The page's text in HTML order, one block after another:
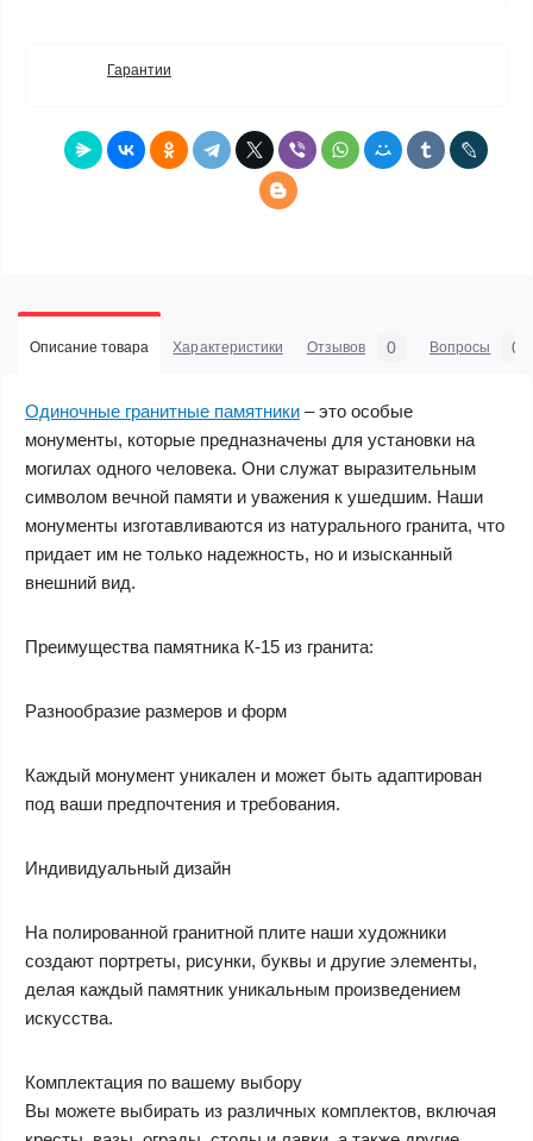
Гарантии
Описание товара Характеристики Отзывов 0 Вопросы 0
Одиночные гранитные памятники – это особые
монументы, которые предназначены для установки на
могилах одного человека. Они служат выразительным
символом вечной памяти и уважения к ушедшим. Наши
монументы изготавливаются из натурального гранита, что
придает им не только надежность, но и изысканный
внешний вид.
Преимущества памятника К-15 из гранита:
Разнообразие размеров и форм
Каждый монумент уникален и может быть адаптирован
под ваши предпочтения и требования.
Индивидуальный дизайн
На полированной гранитной плите наши художники
создают портреты, рисунки, буквы и другие элементы,
делая каждый памятник уникальным произведением
искусства.
Комплектация по вашему выбору
Вы можете выбирать из различных комплектов, включая